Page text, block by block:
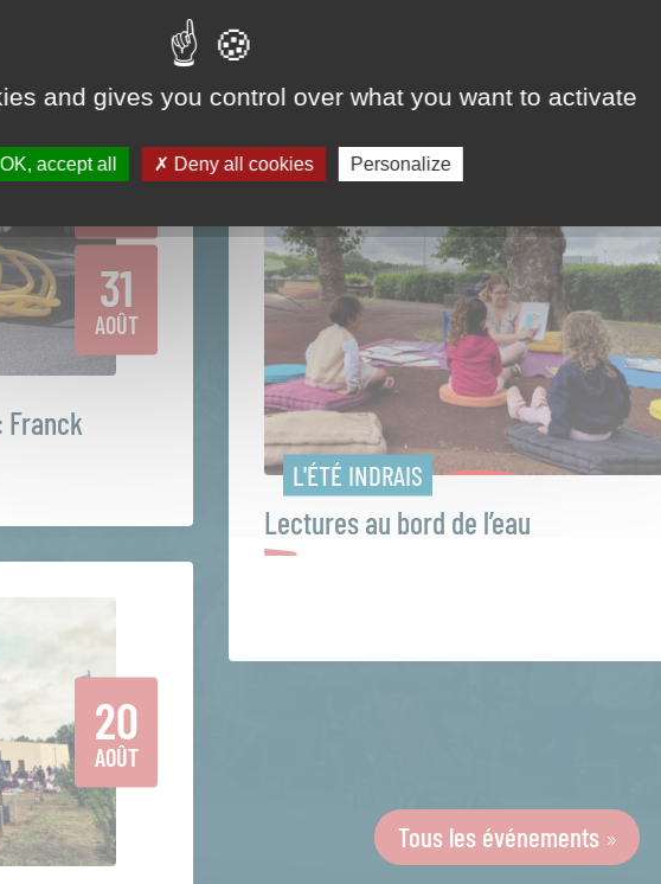
1
31
AOÛT
Franck
L'ÉTÉ INDRAIS
Lectures au bord de l’eau
20
AOÛT
Tous les événements
and gives you control over what you want to activate
OK, accept all Deny all cookies Personalize